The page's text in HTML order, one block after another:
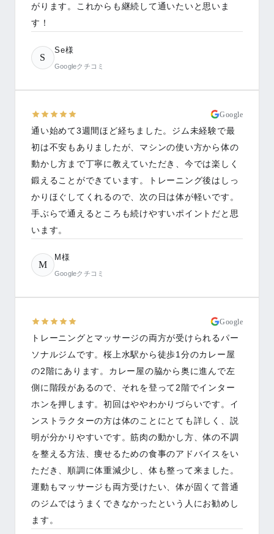
がります。これからも継続して通いたいと思いま
す！
S
Se様
Googleクチコミ
Google
通い始めて3週間ほど経ちました。ジム未経験で最
初は不安もありましたが、マシンの使い方から体の
動かし方まで丁寧に教えていただき、今では楽しく
鍛えることができています。トレーニング後はしっ
かりほぐしてくれるので、次の日は体が軽いです。
手ぶらで通えるところも続けやすいポイントだと思
います。
M
M様
Googleクチコミ
Google
トレーニングとマッサージの両方が受けられるパー
ソナルジムです。桜上水駅から徒歩1分のカレー屋
の2階にあります。カレー屋の脇から奥に進んで左
側に階段があるので、それを登って2階でインター
ホンを押します。初回はややわかりづらいです。イ
ンストラクターの方は体のことにとても詳しく、説
明が分かりやすいです。筋肉の動かし方、体の不調
を整える方法、痩せるための食事のアドバイスをい
ただき、順調に体重減少し、体も整って来ました。
運動もマッサージも両方受けたい、体が固くて普通
のジムではうまくできなかったという人にお勧めし
ます。